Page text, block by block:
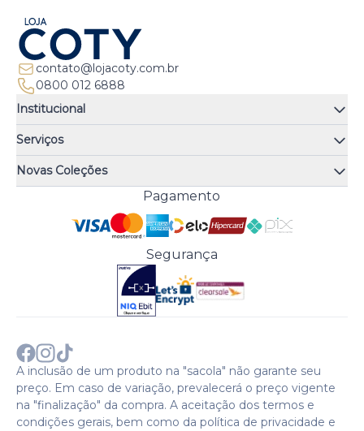
contato@lojacoty.com.br
0800 012 6888
Institucional
Quem somos
Quiz de fragrâncias
Trocas e Devoluções
Troque Fácil
Perguntas Frequentes
Política de Pagamento
Política de Entrega
Política de Privacidade
Comprar com CNPJ?
Sobre a COTY no mundo
Serviços
Atendimento
Meus Pedidos
Trabalhe Conosco
Preferências de Cookies
Novas Coleções
Cenoura & Bronze
Pagamento
Segurança
A inclusão de um produto na "sacola" não garante seu
preço. Em caso de variação, prevalecerá o preço vigente
na "finalização" da compra. A aceitação dos termos e
condições gerais, bem como da política de privacidade e